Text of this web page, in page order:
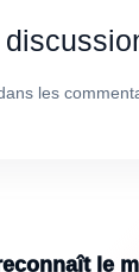
les
le